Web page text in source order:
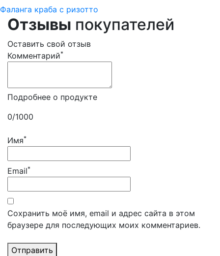
Фаланга краба с ризотто
Отзывы покупателей
Оставить свой отзыв
Комментарий*
Подробнее о продукте
0/1000
Имя*
Email*
Сохранить моё имя, email и адрес сайта в этом
браузере для последующих моих комментариев.
Отправить